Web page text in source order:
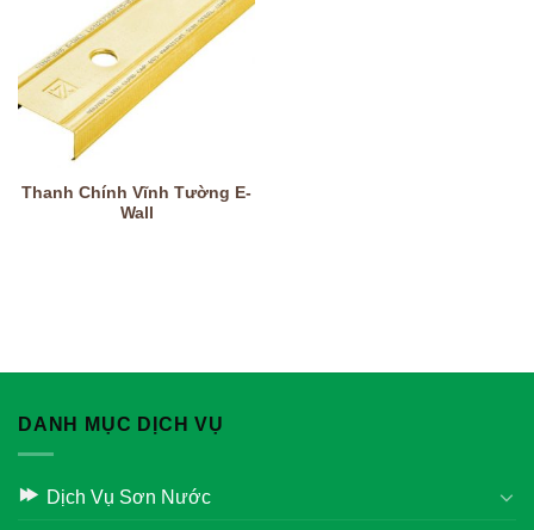
Thanh Chính Vĩnh Tường E-
Wall
DANH MỤC DỊCH VỤ
Dịch Vụ Sơn Nước